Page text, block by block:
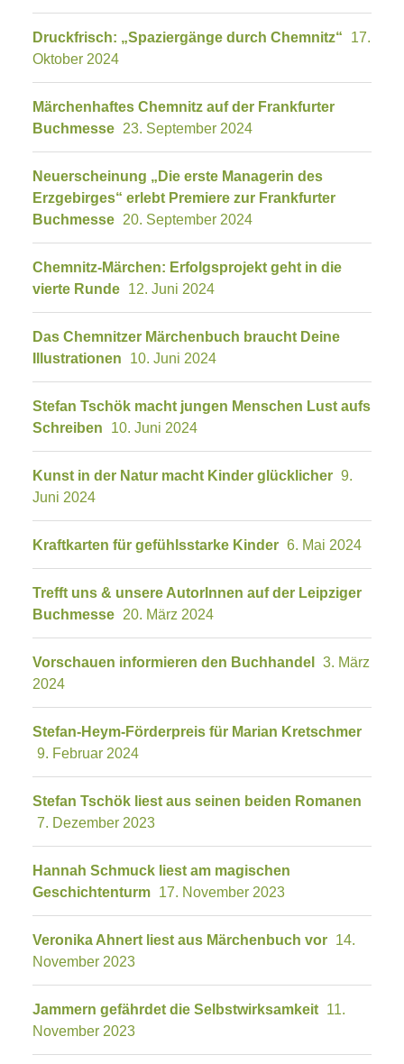
Druckfrisch: „Spaziergänge durch Chemnitz“
17.
Oktober 2024
Märchenhaftes Chemnitz auf der Frankfurter
Buchmesse 23. September 2024
Neuerscheinung „Die erste Managerin des
Erzgebirges“ erlebt Premiere zur Frankfurter
Buchmesse 20. September 2024
Chemnitz-Märchen: Erfolgsprojekt geht in die
vierte Runde 12. Juni 2024
Das Chemnitzer Märchenbuch braucht Deine
Illustrationen
10. Juni 2024
Stefan Tschök macht jungen Menschen Lust aufs
Schreiben
10. Juni 2024
Kunst in der Natur macht Kinder glücklicher 9.
Juni 2024
Kraftkarten für gefühlsstarke Kinder 6. Mai 2024
Trefft uns & unsere AutorInnen auf der Leipziger
Buchmesse 20. März 2024
Vorschauen informieren den Buchhandel 3. März
2024
Stefan-Heym-Förderpreis für Marian Kretschmer
9. Februar 2024
Stefan Tschök liest aus seinen beiden Romanen
7. Dezember 2023
Hannah Schmuck liest am magischen
Geschichtenturm 17. November 2023
Veronika Ahnert liest aus Märchenbuch vor 14.
November 2023
Jammern gefährdet die Selbstwirksamkeit 11.
November 2023